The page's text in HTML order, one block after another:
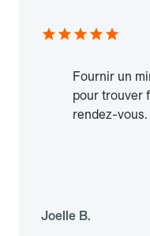
Fournir un
pour trouver
rendez-vous.
Joelle B.